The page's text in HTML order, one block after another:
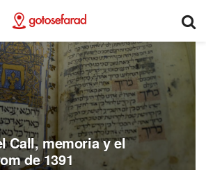
Call, memoria y el
de 1391